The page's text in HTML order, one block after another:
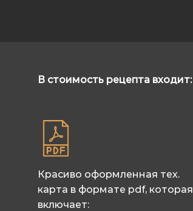
В стоимость рецепта входит:
Красиво оформленная тех.
карта в формате pdf, которая
включает: